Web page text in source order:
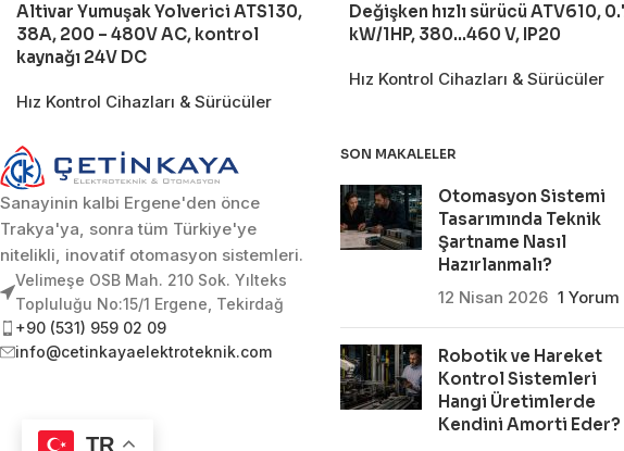
Altivar Yumuşak Yolverici ATS130,
38A, 200 – 480V AC, kontrol
kaynağı 24V DC
Hız Kontrol Cihazları & Sürücüler
Değişken hızlı sürücü ATV610,
kW/1HP, 380…460 V, IP20
Hız Kontrol Cihazları & Sürücüler
Sanayinin kalbi Ergene'den önce
Trakya'ya, sonra tüm Türkiye'ye
nitelikli, inovatif otomasyon sistemleri.
Velimeşe OSB Mah. 210 Sok. Yılteks
Topluluğu No:15/1 Ergene, Tekirdağ
+90 (531) 959 02 09
info@cetinkayaelektroteknik.com
SON MAKALELER
Otomasyon Sistemi
Tasarımında Teknik
Şartname Nasıl
Hazırlanmalı?
12 Nisan 2026 1 Yorum
Robotik ve Hareket
Kontrol Sistemleri
Hangi Üretimlerde
Kendini Amorti Eder?
TR